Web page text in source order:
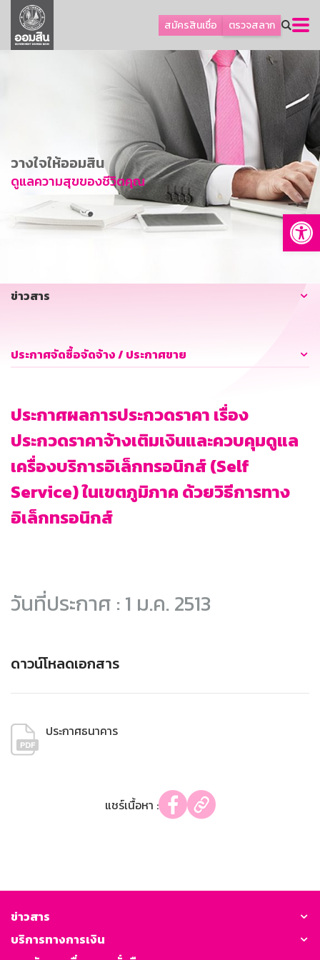
สมัครสินเชื่อ ตรวจสลาก
ลูกค้าธุรกิจ
ลูกค้าผู้ประกอบรายย่อย
การพัฒนาที่ยั่งยืน
ข่าวสาร
บริการทางการเงิน
อื่นๆ
วางใจให้ออมสิน
ดูแลความสุขของชีวิตคุณ
ข่าวสาร
ประกาศจัดซื้อจัดจ้าง / ประกาศขาย
ประกาศผลการประกวดราคา เรื่อง
ประกวดราคาจ้างเติมเงินและควบคุมดูแล
เครื่องบริการอิเล็กทรอนิกส์ (Self
Service) ในเขตภูมิภาค ด้วยวิธีการทาง
อิเล็กทรอนิกส์
วันที่ประกาศ : 1 ม.ค. 2513
ดาวน์โหลดเอกสาร
ประกาศธนาคาร
แชร์เนื้อหา :
ข่าวสาร
บริการทางการเงิน